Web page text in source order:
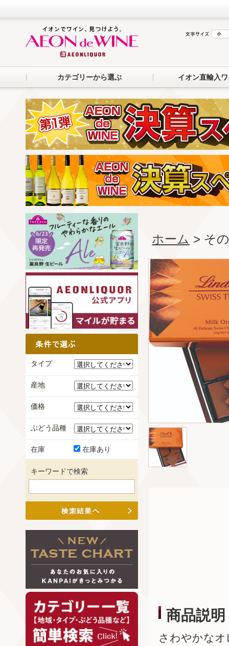
カテゴリーから選ぶ イオン直輸入
ホーム > そ
商品説明
さわやかな
タイプ
産地
価格
ぶどう品種
在庫 在庫あり
キーワードで検索